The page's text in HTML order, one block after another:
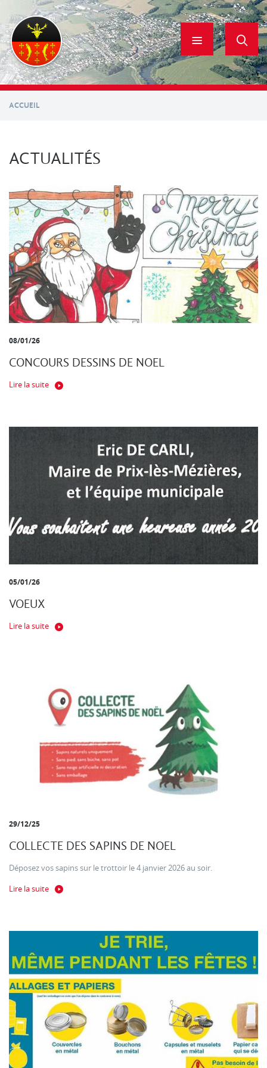
contenu
principal
ACCUEIL
ACTUALITÉS
08/01/26
CONCOURS DESSINS DE NOEL
Lire la suite
05/01/26
VOEUX
Lire la suite
29/12/25
COLLECTE DES SAPINS DE NOEL
Déposez vos sapins sur le trottoir le 4 janvier 2026 au soir.
Lire la suite